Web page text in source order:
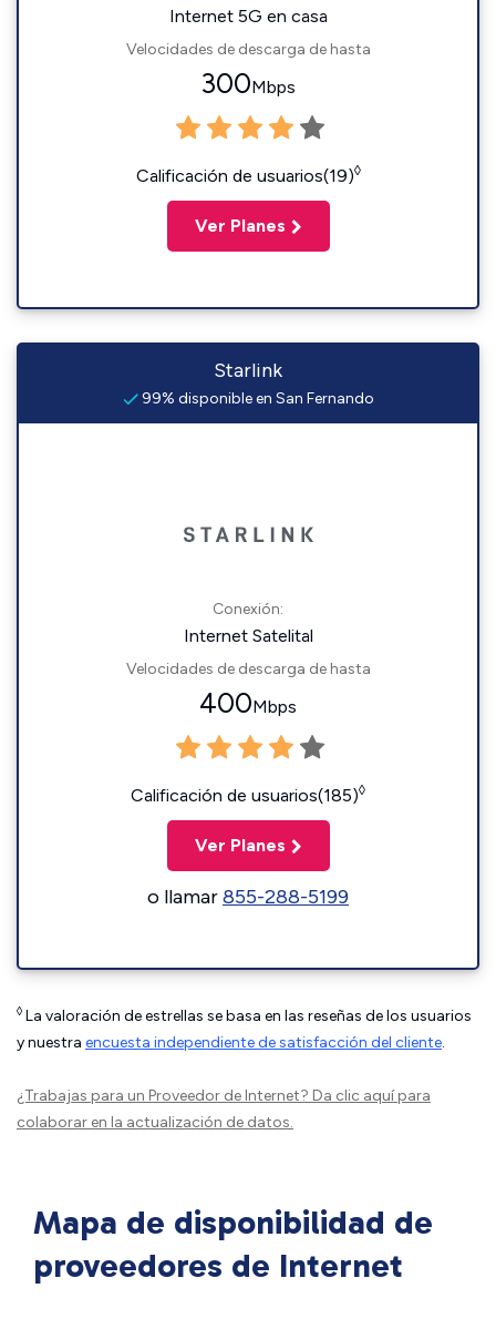
Internet 5G en casa
Velocidades de descarga de hasta
300Mbps
Calificación de usuarios(19)◊
Ver Planes
Starlink
99% disponible en San Fernando
Conexión:
Internet Satelital
Velocidades de descarga de hasta
400Mbps
Calificación de usuarios(185)◊
Ver Planes
o llamar855-288-5199
◊ La valoración de estrellas se basa en las reseñas de los usuarios
y nuestra encuesta independiente de satisfacción del cliente.
¿Trabajas para un Proveedor de Internet? Da clic aquípara
colaborar en la actualización de datos.
Mapa de disponibilidad de
proveedores de Internet